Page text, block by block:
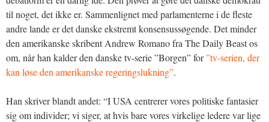
til noget, det ikke er. Sammenlignet med parlamenterne i de fleste
andre lande er det danske ekstremt konsensussøgende. Det minder
den amerikanske skribent Andrew Romano fra The Daily Beast os
om, når han kalder den danske tv-serie ”Borgen” for”tv-serien, der
kan løse den amerikanske regeringslukning”.
Han skriver blandt andet: “I USA centrerer vores politiske fantasier
sig om individer; vi siger, at hvis bare vores virkelige ledere var lige